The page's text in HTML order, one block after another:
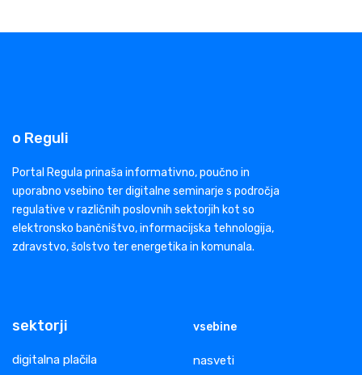
o Reguli
Portal Regula prinaša informativno, poučno in
uporabno vsebino ter digitalne seminarje s področja
regulative v različnih poslovnih sektorjih kot so
elektronsko bančništvo, informacijska tehnologija,
zdravstvo, šolstvo ter energetika in komunala.
sektorji
digitalna plačila
vsebine
nasveti